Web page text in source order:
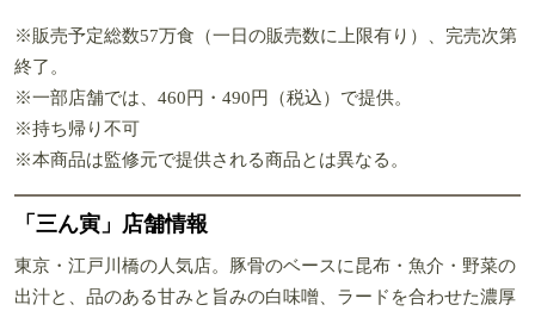
※販売予定総数57万食（一日の販売数に上限有り）、完売次第
終了。
※一部店舗では、460円・490円（税込）で提供。
※持ち帰り不可
※本商品は監修元で提供される商品とは異なる。
「三ん寅」店舗情報
東京・江戸川橋の人気店。豚骨のベースに昆布・魚介・野菜の
出汁と、品のある甘みと旨みの白味噌、ラードを合わせた濃厚